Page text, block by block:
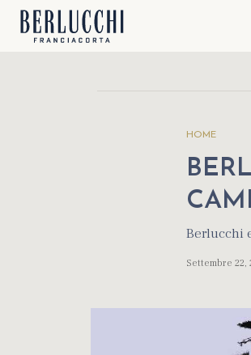
HOME
Berlucchi
Settembre 22,